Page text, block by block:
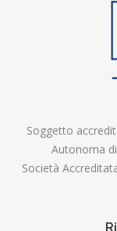
Soggetto
Autonoma
Società